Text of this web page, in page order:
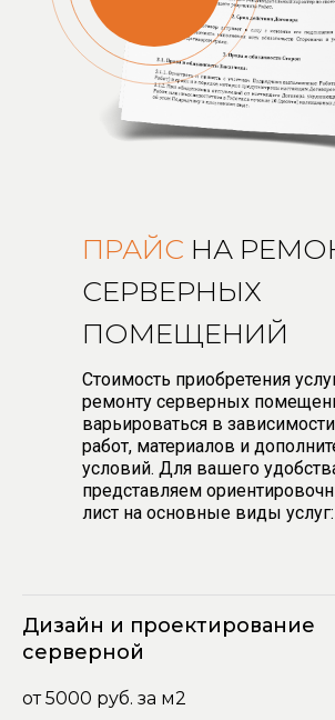
ПРАЙС НА
СЕРВЕРНЫХ
ПОМЕЩЕНИЙ
Стоимость приобретения
ремонту серверных
варьироваться в
работ, материалов и
условий. Для вашего
представляем
лист на основные виды услуг:
Дизайн и проектирование
серверной
от 5000 руб. за м2